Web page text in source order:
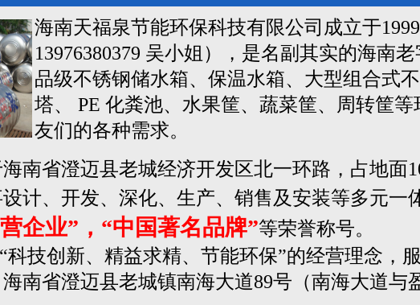
海南天福泉节能环保科技有限公司成立于
13976380379 吴小姐 ），是名副其实的海南
品级不锈钢储水箱、保温水箱、大型组合式
塔、 PE 化粪池、水果筐、蔬菜筐、周转筐
友们的各种需求。
南省澄迈县老城经济开发区北一环路，占地面
计、开发、深化、生产、销售及安装等多元
企业”，“中国著名品牌”等荣誉称号。
科技创新、精益求精、节能环保”的经营理念，
南省澄迈县老城镇南海大道89号（南海大道与